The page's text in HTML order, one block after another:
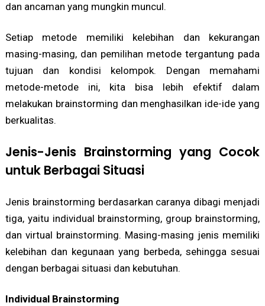
dan ancaman yang mungkin muncul.
Setiap metode memiliki kelebihan dan kekurangan
masing-masing, dan pemilihan metode tergantung pada
tujuan dan kondisi kelompok. Dengan memahami
metode-metode ini, kita bisa lebih efektif dalam
melakukan brainstorming dan menghasilkan ide-ide yang
berkualitas.
Jenis-Jenis Brainstorming yang Cocok
untuk Berbagai Situasi
Jenis brainstorming berdasarkan caranya dibagi menjadi
tiga, yaitu individual brainstorming, group brainstorming,
dan virtual brainstorming. Masing-masing jenis memiliki
kelebihan dan kegunaan yang berbeda, sehingga sesuai
dengan berbagai situasi dan kebutuhan.
Individual Brainstorming